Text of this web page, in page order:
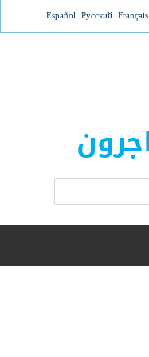
Français
Русский
Español